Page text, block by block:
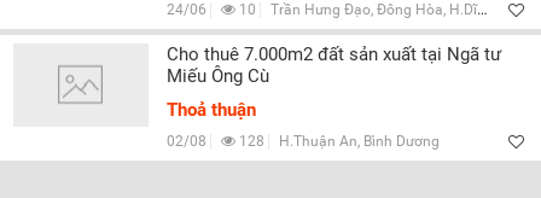
24/06 10 Trần Hưng Đạo, Đông Hòa, H.Dĩ An, Bình Dương
Cho thuê 7.000m2 đất sản xuất tại Ngã tư
Miếu Ông Cù
Thoả thuận
02/08 128 H.Thuận An, Bình Dương